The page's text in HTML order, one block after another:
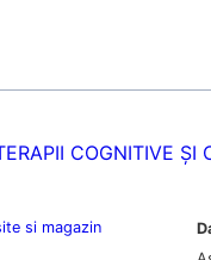
COGNITIVE
si magazin